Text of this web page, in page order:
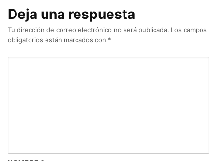
Deja una respuesta
Tu dirección de correo electrónico no será publicada. Los campos
obligatorios están marcados con *